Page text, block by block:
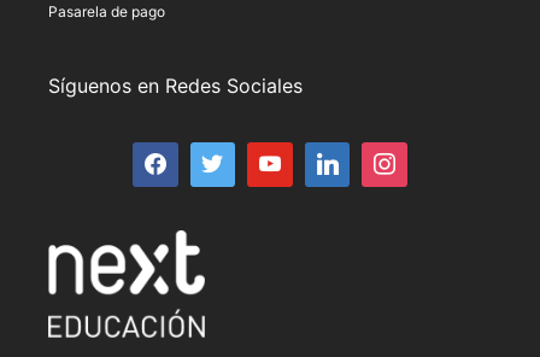
Pasarela de pago
Síguenos en Redes Sociales